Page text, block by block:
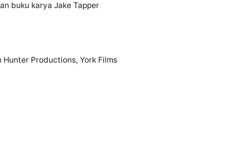
buku karya Jake Tapper
Productions, York Films